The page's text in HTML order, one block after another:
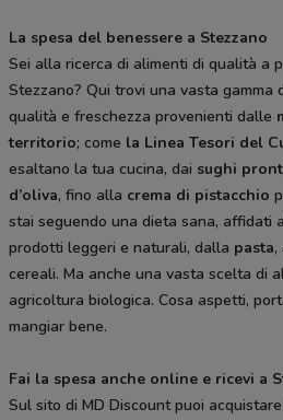
La spesa del benessere a Stezzano
Sei alla ricerca di alimenti di qualità a
Stezzano? Qui trovi una vasta gamma
qualità e freschezza provenienti dalle
territorio; come la Linea Tesori del
esaltano la tua cucina, dai sughi
d’oliva, fino alla crema di pistacchio
stai seguendo una dieta sana, affidati
prodotti leggeri e naturali, dalla pasta,
cereali. Ma anche una vasta scelta di
agricoltura biologica. Cosa aspetti,
mangiar bene.
Fai la spesa anche online e ricevi a
Sul sito di MD Discount puoi